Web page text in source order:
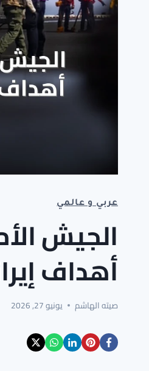
عربي و عالمي
الجيش
أهداف
صيته الهاشم يونيو 27, 2026